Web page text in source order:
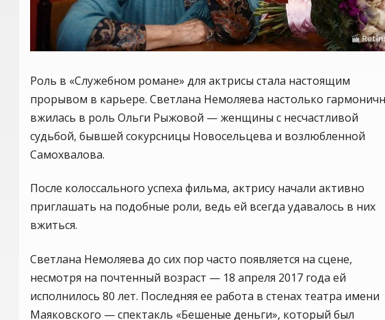
Роль в «Служебном романе» для актрисы стала настоящим
прорывом в карьере. Светлана Немоляева настолько
вжилась в роль Ольги Рыжовой — женщины с несчастливой
судьбой, бывшей сокурсницы Новосельцева и возлюбленной
Самохвалова.
После колоссального успеха фильма, актрису начали активно
приглашать на подобные роли, ведь ей всегда удавалось в них
вжиться.
Светлана Немоляева до сих пор часто появляется на сцене,
несмотря на почтенный возраст — 18 апреля 2017 года ей
исполнилось 80 лет. Последняя ее работа в стенах театра имени
Маяковского — спектакль «Бешеные деньги», который был